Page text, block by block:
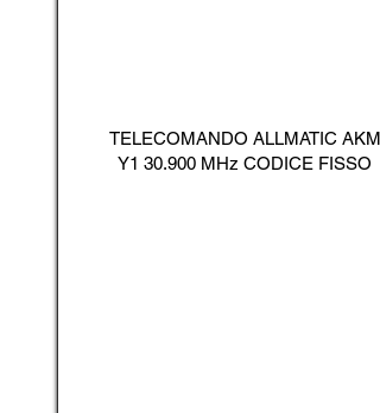
TELECOMANDO ALLMATIC AKM
Y1 30.900 MHz CODICE FISSO